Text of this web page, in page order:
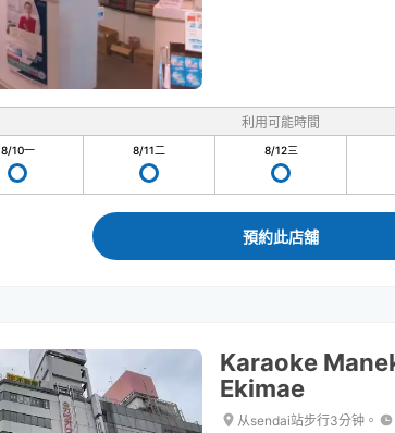
利用可能時間
8/10一 8/11二 8/12三
預約此店舖
Karaoke
Ekimae
从sendai站步行3分钟。